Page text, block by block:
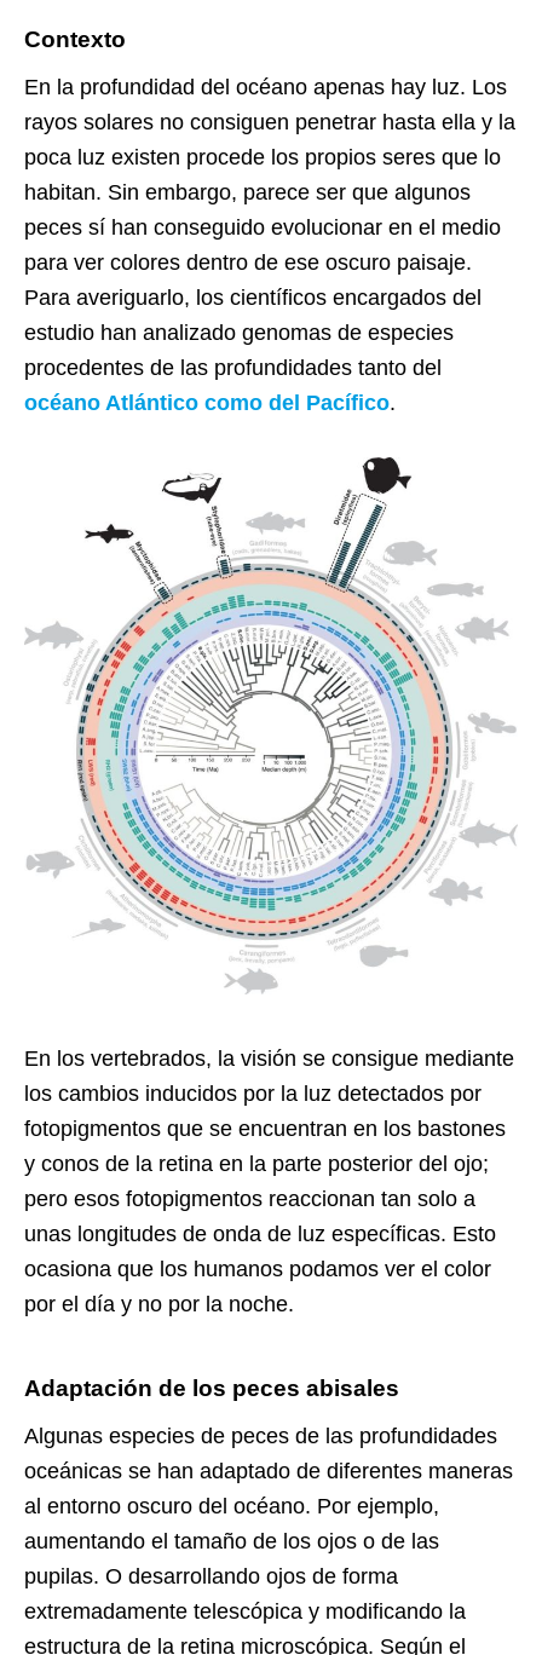
Contexto
En la profundidad del océano apenas hay luz. Los
rayos solares no consiguen penetrar hasta ella y la
poca luz existen procede los propios seres que lo
habitan. Sin embargo, parece ser que algunos
peces sí han conseguido evolucionar en el medio
para ver colores dentro de ese oscuro paisaje.
Para averiguarlo, los científicos encargados del
estudio han analizado genomas de especies
procedentes de las profundidades tanto del
océano Atlántico como del Pacífico.
En los vertebrados, la visión se consigue mediante
los cambios inducidos por la luz detectados por
fotopigmentos que se encuentran en los bastones
y conos de la retina en la parte posterior del ojo;
pero esos fotopigmentos reaccionan tan solo a
unas longitudes de onda de luz específicas. Esto
ocasiona que los humanos podamos ver el color
por el día y no por la noche.
Adaptación de los peces abisales
Algunas especies de peces de las profundidades
oceánicas se han adaptado de diferentes maneras
al entorno oscuro del océano. Por ejemplo,
aumentando el tamaño de los ojos o de las
pupilas. O desarrollando ojos de forma
extremadamente telescópica y modificando la
estructura de la retina microscópica. Según el